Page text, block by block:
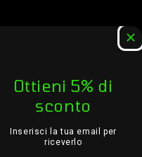
VIAGGIA?
Ottieni 5% di
sconto
Inserisci la tua email per
riceverlo